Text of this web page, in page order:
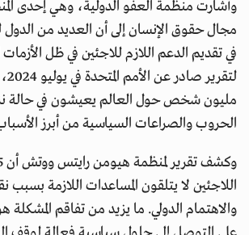
وأشارت منظمة العفو الدولية، وهي إحدى
مجال حقوق الإنسان إلى أن العديد من الدول
في تقديم الدعم اللازم للاجئين في ظل الأزمات
مليون شخص حول العالم يعيشون في حالة
الحروب والصراعات السياسية من أبرز
اللاجئين لا يتلقون المساعدات اللازمة
والاهتمام الدولي. ما يزيد من تفاقم المشكلة